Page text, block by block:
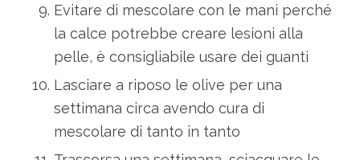
Evitare di mescolare con le mani perché
la calce potrebbe creare lesioni alla
pelle, è consigliabile usare dei guanti
Lasciare a riposo le olive per una
settimana circa avendo cura di
mescolare di tanto in tanto